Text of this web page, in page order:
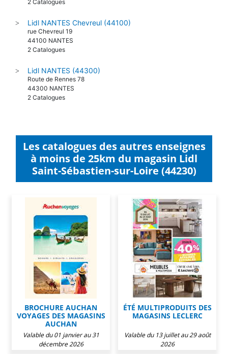
2 Catalogues
> Lidl NANTES Chevreul (44100)
rue Chevreul 19
44100 NANTES
2 Catalogues
> Lidl NANTES (44300)
Route de Rennes 78
44300 NANTES
2 Catalogues
Les catalogues des autres enseignes
à moins de 25km du magasin Lidl
Saint-Sébastien-sur-Loire (44230)
BROCHURE AUCHAN
VOYAGES DES MAGASINS
AUCHAN
Valable du 01 janvier au 31
décembre 2026
ÉTÉ MULTIPRODUITS DES
MAGASINS LECLERC
Valable du 13 juillet au 29 août
2026